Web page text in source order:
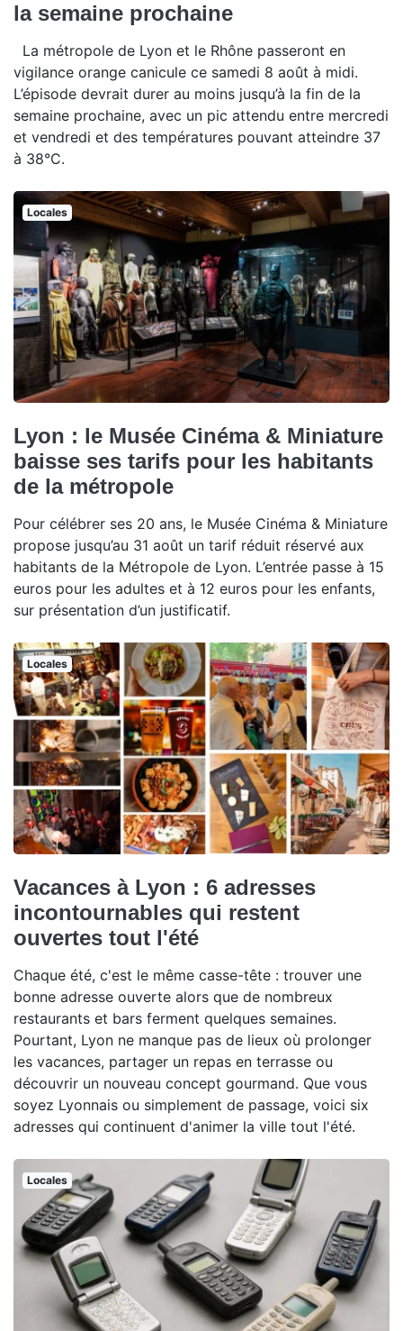
la semaine prochaine
La métropole de Lyon et le Rhône passeront en
vigilance orange canicule ce samedi 8 août à midi.
L’épisode devrait durer au moins jusqu’à la fin de la
semaine prochaine, avec un pic attendu entre mercredi
et vendredi et des températures pouvant atteindre 37
à 38°C.
Locales
Lyon : le Musée Cinéma & Miniature
baisse ses tarifs pour les habitants
de la métropole
Pour célébrer ses 20 ans, le Musée Cinéma & Miniature
propose jusqu’au 31 août un tarif réduit réservé aux
habitants de la Métropole de Lyon. L’entrée passe à 15
euros pour les adultes et à 12 euros pour les enfants,
sur présentation d’un justificatif.
Locales
Vacances à Lyon : 6 adresses
incontournables qui restent
ouvertes tout l'été
Chaque été, c'est le même casse-tête : trouver une
bonne adresse ouverte alors que de nombreux
restaurants et bars ferment quelques semaines.
Pourtant, Lyon ne manque pas de lieux où prolonger
les vacances, partager un repas en terrasse ou
découvrir un nouveau concept gourmand. Que vous
soyez Lyonnais ou simplement de passage, voici six
adresses qui continuent d'animer la ville tout l'été.
Locales